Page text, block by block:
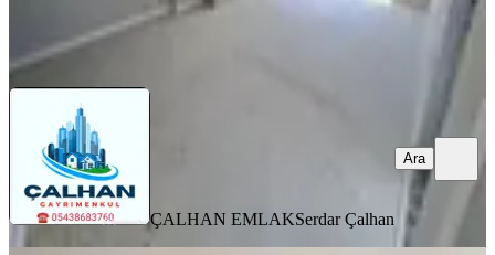
ÇALHAN EMLAKSerdar Çalhan
Ara
ÇALHAN EMLAKSerdar Çalhan
Ara